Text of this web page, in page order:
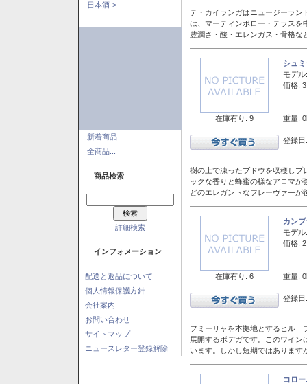
日本酒->
新着商品...
全商品...
商品検索
詳細検索
インフォメーション
配送と返品について
個人情報保護方針
会社案内
お問い合わせ
サイトマップ
ニュースレター登録解除
テ・カイランガはニュージーラン
は、マーティンボロー・テラスを
豊潤さ・酸・エレンガス・骨格
在庫有り: 9
シュ
モデル:
価格:
重量:
登録
樹の上で凍ったブドウを収穫しプ
ックな香りと蜂蜜の様なアロマ
どのエレガントなフレーヴァ―が
在庫有り: 6
カン
モデル:
価格:
重量:
登録
フミーリャを本拠地とするヒル
展開するボデガです。このワイ
います。しかし短期ではありま
コロ